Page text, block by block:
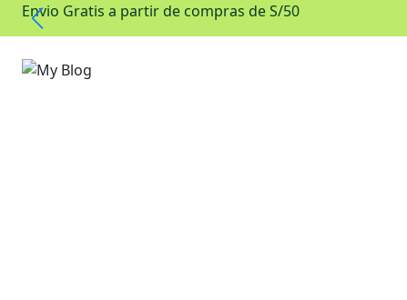
Envio Gratis a partir de compras de S/50